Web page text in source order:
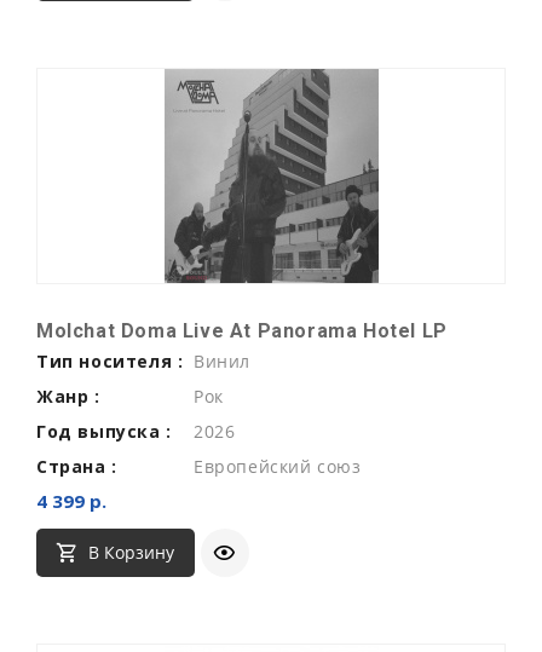
Molchat Doma Live At Panorama Hotel LP
Тип носителя : Винил
Жанр :
Рок
Год выпуска :
2026
Страна :
Европейский союз
4 399 р.
В Корзину